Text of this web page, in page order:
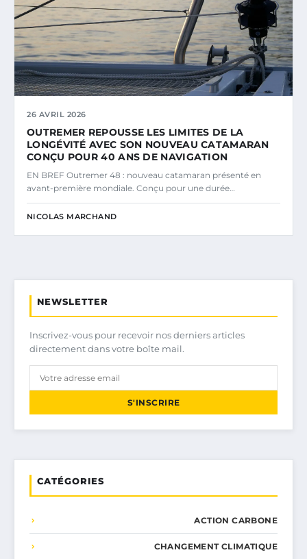
26 AVRIL 2026
OUTREMER REPOUSSE LES LIMITES DE LA
LONGÉVITÉ AVEC SON NOUVEAU CATAMARAN
CONÇU POUR 40 ANS DE NAVIGATION
EN BREF Outremer 48 : nouveau catamaran présenté en
avant-première mondiale. Conçu pour une durée…
NICOLAS MARCHAND
NEWSLETTER
Inscrivez-vous pour recevoir nos derniers articles
directement dans votre boîte mail.
S'INSCRIRE
CATÉGORIES
ACTION CARBONE
CHANGEMENT CLIMATIQUE